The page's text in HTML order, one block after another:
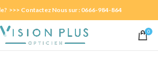
>>> Contactez Nous sur : 0666-984-864
0